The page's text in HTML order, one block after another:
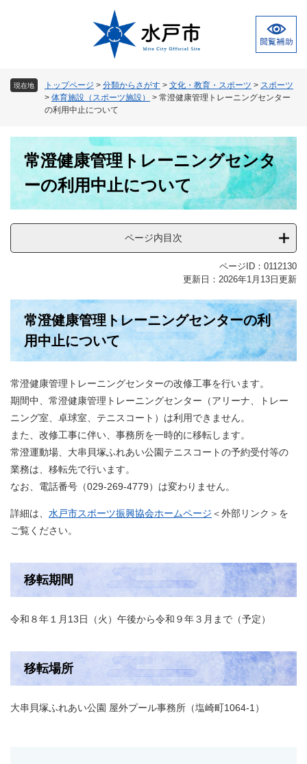
現在地 トップページ > 分類からさがす > 文化・教育・スポーツ > スポーツ
> 体育施設（スポーツ施設） > 常澄健康管理トレーニングセンター
の利用中止について
常澄健康管理トレーニングセンタ
ーの利用中止について
ページ内目次
ページID：0112130
更新日：2026年1月13日更新
常澄健康管理トレーニングセンターの利
用中止について
​常澄健康管理トレーニングセンターの改修工事を行います。
期間中、常澄健康管理トレーニングセンター（アリーナ、トレー
ニング室、卓球室、テニスコート）は利用できません。
また、改修工事に伴い、事務所を一時的に移転します。
常澄運動場、大串貝塚ふれあい公園テニスコートの予約受付等の
業務は、移転先で行います。
なお、電話番号（029-269-4779）は変わりません。
詳細は、 水戸市スポーツ振興協会ホームページ ＜外部リンク＞ を
ご覧ください。
移転期間
令和８年１月13日（火）午後から令和９年３月まで（予定）
移転場所
大串貝塚ふれあい公園 屋外プール事務所（塩崎町1064-1）